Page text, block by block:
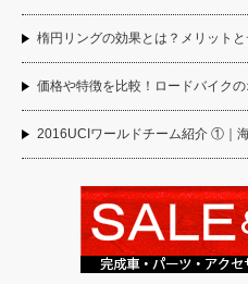
楕円リングの効果とは？メリット
価格や特徴を比較！ロードバイク
2016UCIワールドチーム紹介 ①｜